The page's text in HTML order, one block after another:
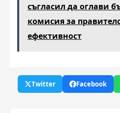
съгласил да оглави
комисия за
ефективност
Twitter Facebook